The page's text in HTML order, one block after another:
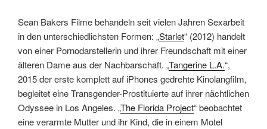
Sean Bakers Filme behandeln seit vielen Jahren Sexarbeit
in den unterschiedlichsten Formen: „Starlet“ (2012) handelt
von einer Pornodarstellerin und ihrer Freundschaft mit einer
älteren Dame aus der Nachbarschaft. „Tangerine L.A.“,
2015 der erste komplett auf iPhones gedrehte Kinolangfilm,
begleitet eine Transgender-Prostituierte auf ihrer nächtlichen
Odyssee in Los Angeles. „The Florida Project“ beobachtet
eine verarmte Mutter und ihr Kind, die in einem Motel